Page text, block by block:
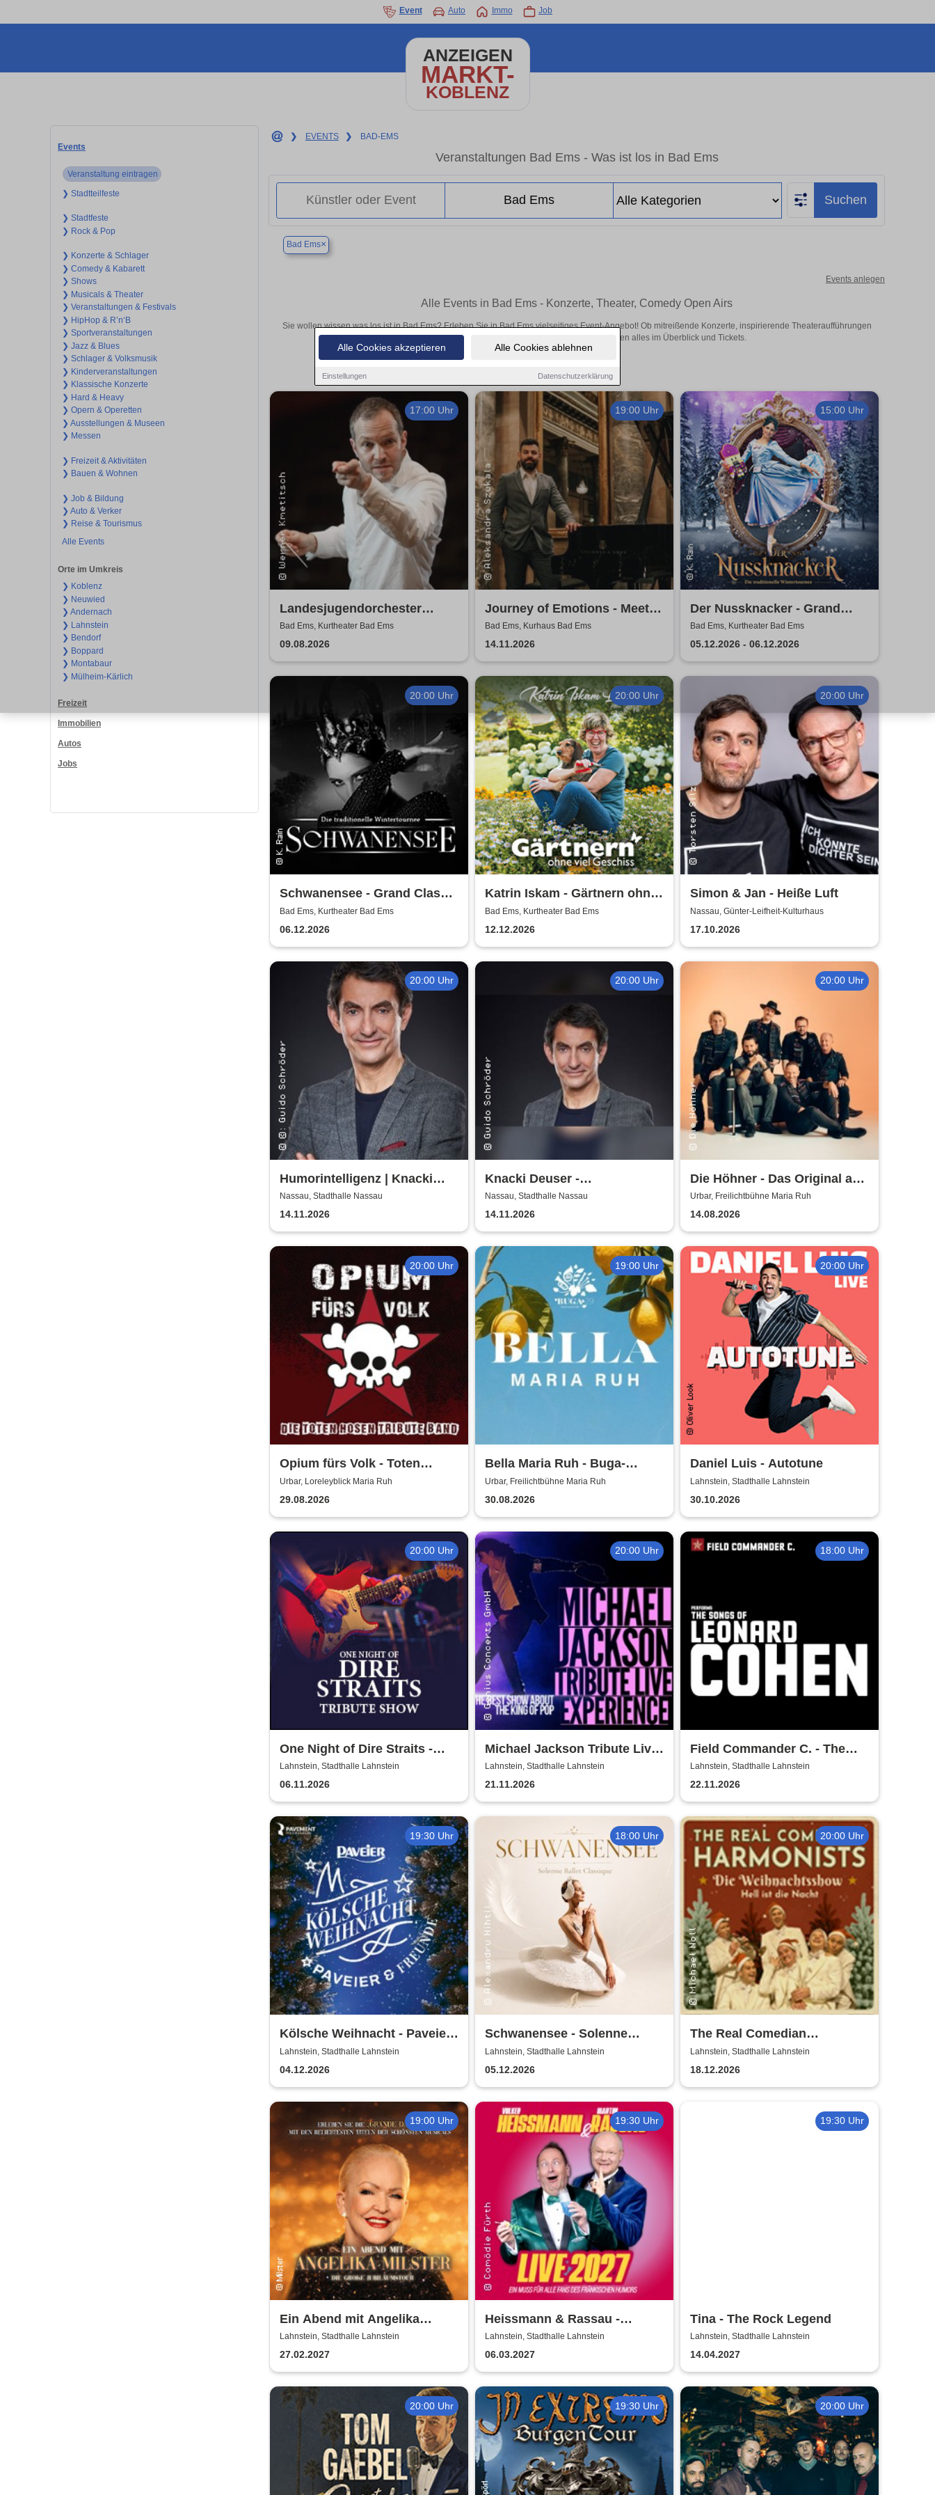
Alle Cookies akzeptieren Alle Cookies ablehnen
Einstellungen Datenschutzerklärung
Event Auto Immo Job
ANZEIGEN
MARKT-
KOBLENZ
Events
Veranstaltung eintragen
❯ Stadtteilfeste
❯ Stadtfeste
❯ Rock & Pop
❯ Konzerte & Schlager
❯ Comedy & Kabarett
❯ Shows
❯ Musicals & Theater
❯ Veranstaltungen & Festivals
❯ HipHop & R’n‘B
❯ Sportveranstaltungen
❯ Jazz & Blues
❯ Schlager & Volksmusik
❯ Kinderveranstaltungen
❯ Klassische Konzerte
❯ Hard & Heavy
❯ Opern & Operetten
❯ Ausstellungen & Museen
❯ Messen
❯ Freizeit & Aktivitäten
❯ Bauen & Wohnen
❯ Job & Bildung
❯ Auto & Verker
❯ Reise & Tourismus
Alle Events
Orte im Umkreis
❯ Koblenz
❯ Neuwied
❯ Andernach
❯ Lahnstein
❯ Bendorf
❯ Boppard
❯ Montabaur
❯ Mülheim-Kärlich
Freizeit
Immobilien
Autos
Jobs
❯ EVENTS ❯ BAD-EMS
Veranstaltungen Bad Ems - Was ist los in Bad Ems
Suchen
Bad Ems×
Events anlegen
Alle Events in Bad Ems - Konzerte, Theater, Comedy Open Airs
Sie wollen wissen was los ist in Bad Ems? Erleben Sie in Bad Ems vielseitiges Event-Angebot! Ob mitreißende Konzerte, inspirierende Theateraufführungen
oder aufregende Veranstaltungen in Bad Ems – hier finden alles im Überblick und Tickets.
17:00 Uhr
Landesjugendorchester
Rheinland-Pfalz - Jacques
Offenbach
Bad Ems, Kurtheater Bad Ems
09.08.2026
19:00 Uhr
Journey of Emotions - Meet
Friends | Kurhaus Bad Ems
Bad Ems, Kurhaus Bad Ems
14.11.2026
15:00 Uhr
Der Nussknacker - Grand
Classic Ballet - Die
traditionelle Wintertournee
Bad Ems, Kurtheater Bad Ems
05.12.2026 - 06.12.2026
20:00 Uhr
Schwanensee - Grand Classic
Ballet - Die traditionelle
Wintertournee
Bad Ems, Kurtheater Bad Ems
06.12.2026
20:00 Uhr
Katrin Iskam - Gärtnern ohne
viel Geschiss
Bad Ems, Kurtheater Bad Ems
12.12.2026
20:00 Uhr
Simon & Jan - Heiße Luft
Nassau, Günter-Leifheit-Kulturhaus
17.10.2026
20:00 Uhr
Humorintelligenz | Knacki
Deuser | Premiere - Die neue
Stand-up-Show
Nassau, Stadthalle Nassau
14.11.2026
20:00 Uhr
Knacki Deuser -
Humorintelligenz
Nassau, Stadthalle Nassau
14.11.2026
20:00 Uhr
Die Höhner - Das Original aus
Kölle!
Urbar, Freilichtbühne Maria Ruh
14.08.2026
20:00 Uhr
Opium fürs Volk - Toten
Hosen Tribute
Urbar, Loreleyblick Maria Ruh
29.08.2026
19:00 Uhr
Bella Maria Ruh - Buga-
Orchester
Urbar, Freilichtbühne Maria Ruh
30.08.2026
20:00 Uhr
Daniel Luis - Autotune
Lahnstein, Stadthalle Lahnstein
30.10.2026
20:00 Uhr
One Night of Dire Straits -
Tribute Show
Lahnstein, Stadthalle Lahnstein
06.11.2026
20:00 Uhr
Michael Jackson Tribute Live
Experience
Lahnstein, Stadthalle Lahnstein
21.11.2026
18:00 Uhr
Field Commander C. - The
Songs of Leonard Cohen
Lahnstein, Stadthalle Lahnstein
22.11.2026
19:30 Uhr
Kölsche Weihnacht - Paveier
& Freunde 2026
Lahnstein, Stadthalle Lahnstein
04.12.2026
18:00 Uhr
Schwanensee - Solenne
Ballet Classique
Lahnstein, Stadthalle Lahnstein
05.12.2026
20:00 Uhr
The Real Comedian
Harmonists - Die
Weihnachtsshow - Hell ist die
Nacht
Lahnstein, Stadthalle Lahnstein
18.12.2026
19:00 Uhr
Ein Abend mit Angelika
Milster - Jubiläumstournee
2027
Lahnstein, Stadthalle Lahnstein
27.02.2027
19:30 Uhr
Heissmann & Rassau -
Heißmann & Rassau Live
2027
Lahnstein, Stadthalle Lahnstein
06.03.2027
19:30 Uhr
Tina - The Rock Legend
Lahnstein, Stadthalle Lahnstein
14.04.2027
20:00 Uhr 19:30 Uhr 20:00 Uhr